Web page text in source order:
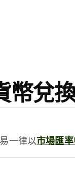
幣兌
一律以市場匯